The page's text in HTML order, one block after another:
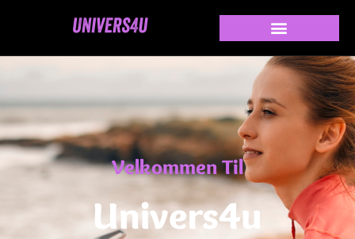
Velkommen Til
Univers4u